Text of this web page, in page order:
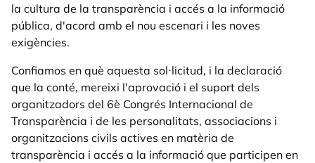
la cultura de la transparència i accés a la informació
pública, d'acord amb el nou escenari i les noves
exigències.
Confiamos en què aquesta sol·licitud, i la declaració
que la conté, mereixi l'aprovació i el suport dels
organitzadors del 6è Congrés Internacional de
Transparència i de les personalitats, associacions i
organitzacions civils actives en matèria de
transparència i accés a la informació que participen en